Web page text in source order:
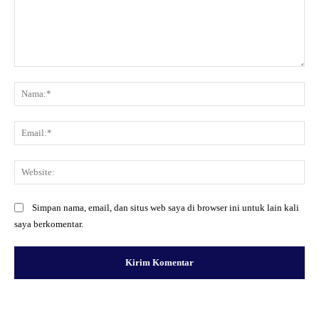
Simpan nama, email, dan situs web saya di browser ini untuk lain kali
saya berkomentar.